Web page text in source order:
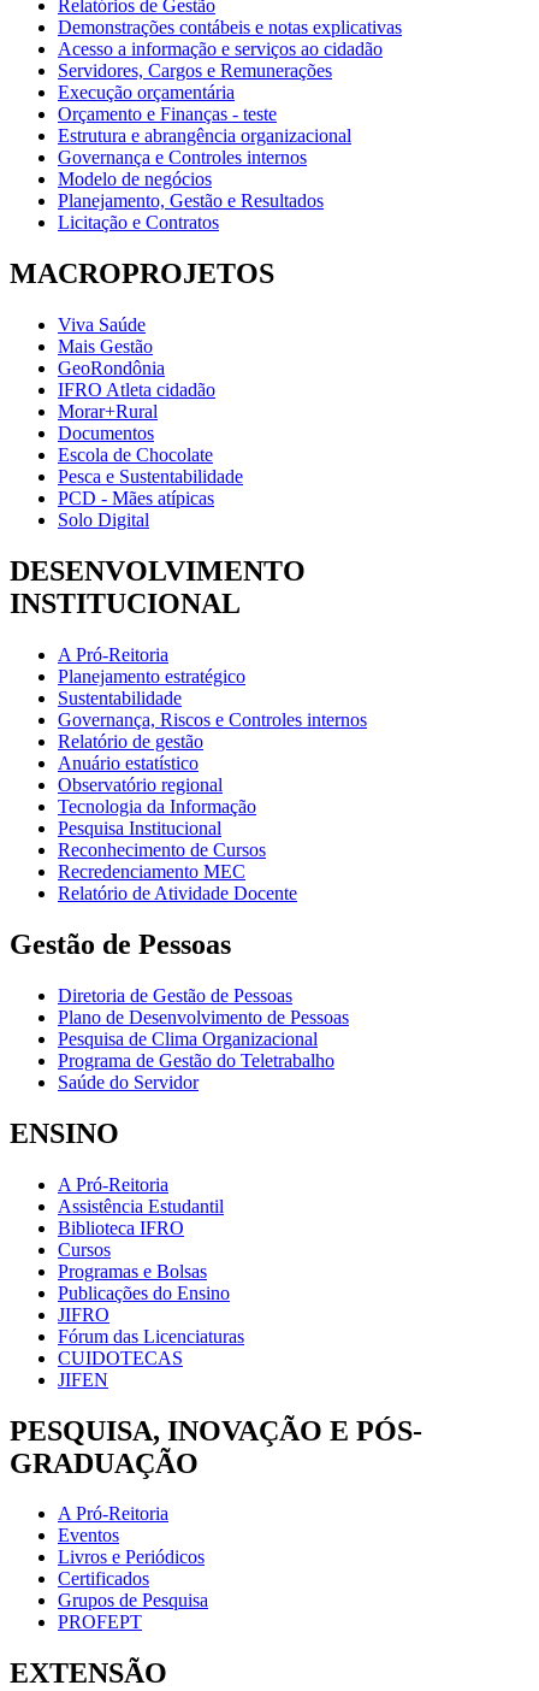
Relatórios de Gestão
Demonstrações contábeis e notas explicativas
Acesso a informação e serviços ao cidadão
Servidores, Cargos e Remunerações
Execução orçamentária
Orçamento e Finanças - teste
Estrutura e abrangência organizacional
Governança e Controles internos
Modelo de negócios
Planejamento, Gestão e Resultados
Licitação e Contratos
MACROPROJETOS
Viva Saúde
Mais Gestão
GeoRondônia
IFRO Atleta cidadão
Morar+Rural
Documentos
Escola de Chocolate
Pesca e Sustentabilidade
PCD - Mães atípicas
Solo Digital
DESENVOLVIMENTO
INSTITUCIONAL
A Pró-Reitoria
Planejamento estratégico
Sustentabilidade
Governança, Riscos e Controles internos
Relatório de gestão
Anuário estatístico
Observatório regional
Tecnologia da Informação
Pesquisa Institucional
Reconhecimento de Cursos
Recredenciamento MEC
Relatório de Atividade Docente
Gestão de Pessoas
Diretoria de Gestão de Pessoas
Plano de Desenvolvimento de Pessoas
Pesquisa de Clima Organizacional
Programa de Gestão do Teletrabalho
Saúde do Servidor
ENSINO
A Pró-Reitoria
Assistência Estudantil
Biblioteca IFRO
Cursos
Programas e Bolsas
Publicações do Ensino
JIFRO
Fórum das Licenciaturas
CUIDOTECAS
JIFEN
PESQUISA, INOVAÇÃO E PÓS-
GRADUAÇÃO
A Pró-Reitoria
Eventos
Livros e Periódicos
Certificados
Grupos de Pesquisa
PROFEPT
EXTENSÃO